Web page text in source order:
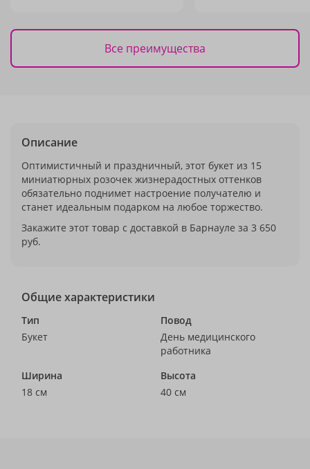
Все преимущества
Описание
Оптимистичный и праздничный, этот букет из 15
миниатюрных розочек жизнерадостных оттенков
обязательно поднимет настроение получателю и
станет идеальным подарком на любое торжество.
Закажите этот товар с доставкой в Барнауле за 3 650
руб.
Общие характеристики
Тип
Букет
Повод
День медицинского
работника
Ширина
18 см
Высота
40 см